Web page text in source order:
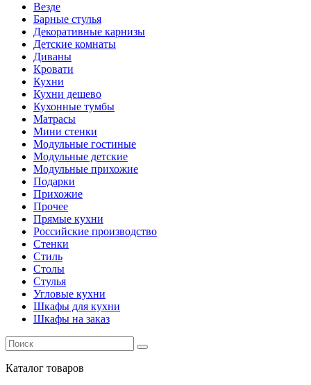
Везде
Барные стулья
Декоративные карнизы
Детские комнаты
Диваны
Кровати
Кухни
Кухни дешево
Кухонные тумбы
Матрасы
Мини стенки
Модульные гостиные
Модульные детские
Модульные прихожие
Подарки
Прихожие
Прочее
Прямые кухни
Российские производство
Стенки
Стиль
Столы
Стулья
Угловые кухни
Шкафы для кухни
Шкафы на заказ
Каталог товаров